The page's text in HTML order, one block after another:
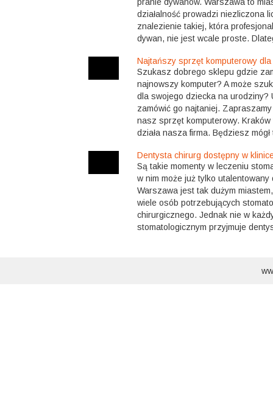
działalność prowadzi niezliczona
znalezienie takiej, która
dywan, nie jest wcale proste.
Najtańszy sprzęt komputerowy
Szukasz dobrego sklepu gdzie
najnowszy komputer? A może
dla swojego dziecka na urodziny?
zamówić go najtaniej.
nasz sprzęt komputerowy.
działa nasza firma. Będziesz
Dentysta chirurg dostępny w
Są takie momenty w leczeniu
w nim może już tylko
Warszawa jest tak dużym
wiele osób potrzebujących
chirurgicznego. Jednak nie w
stomatologicznym przyjmuje